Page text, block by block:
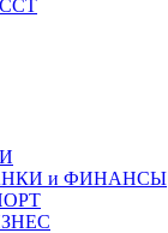
и ФИНАНСЫ